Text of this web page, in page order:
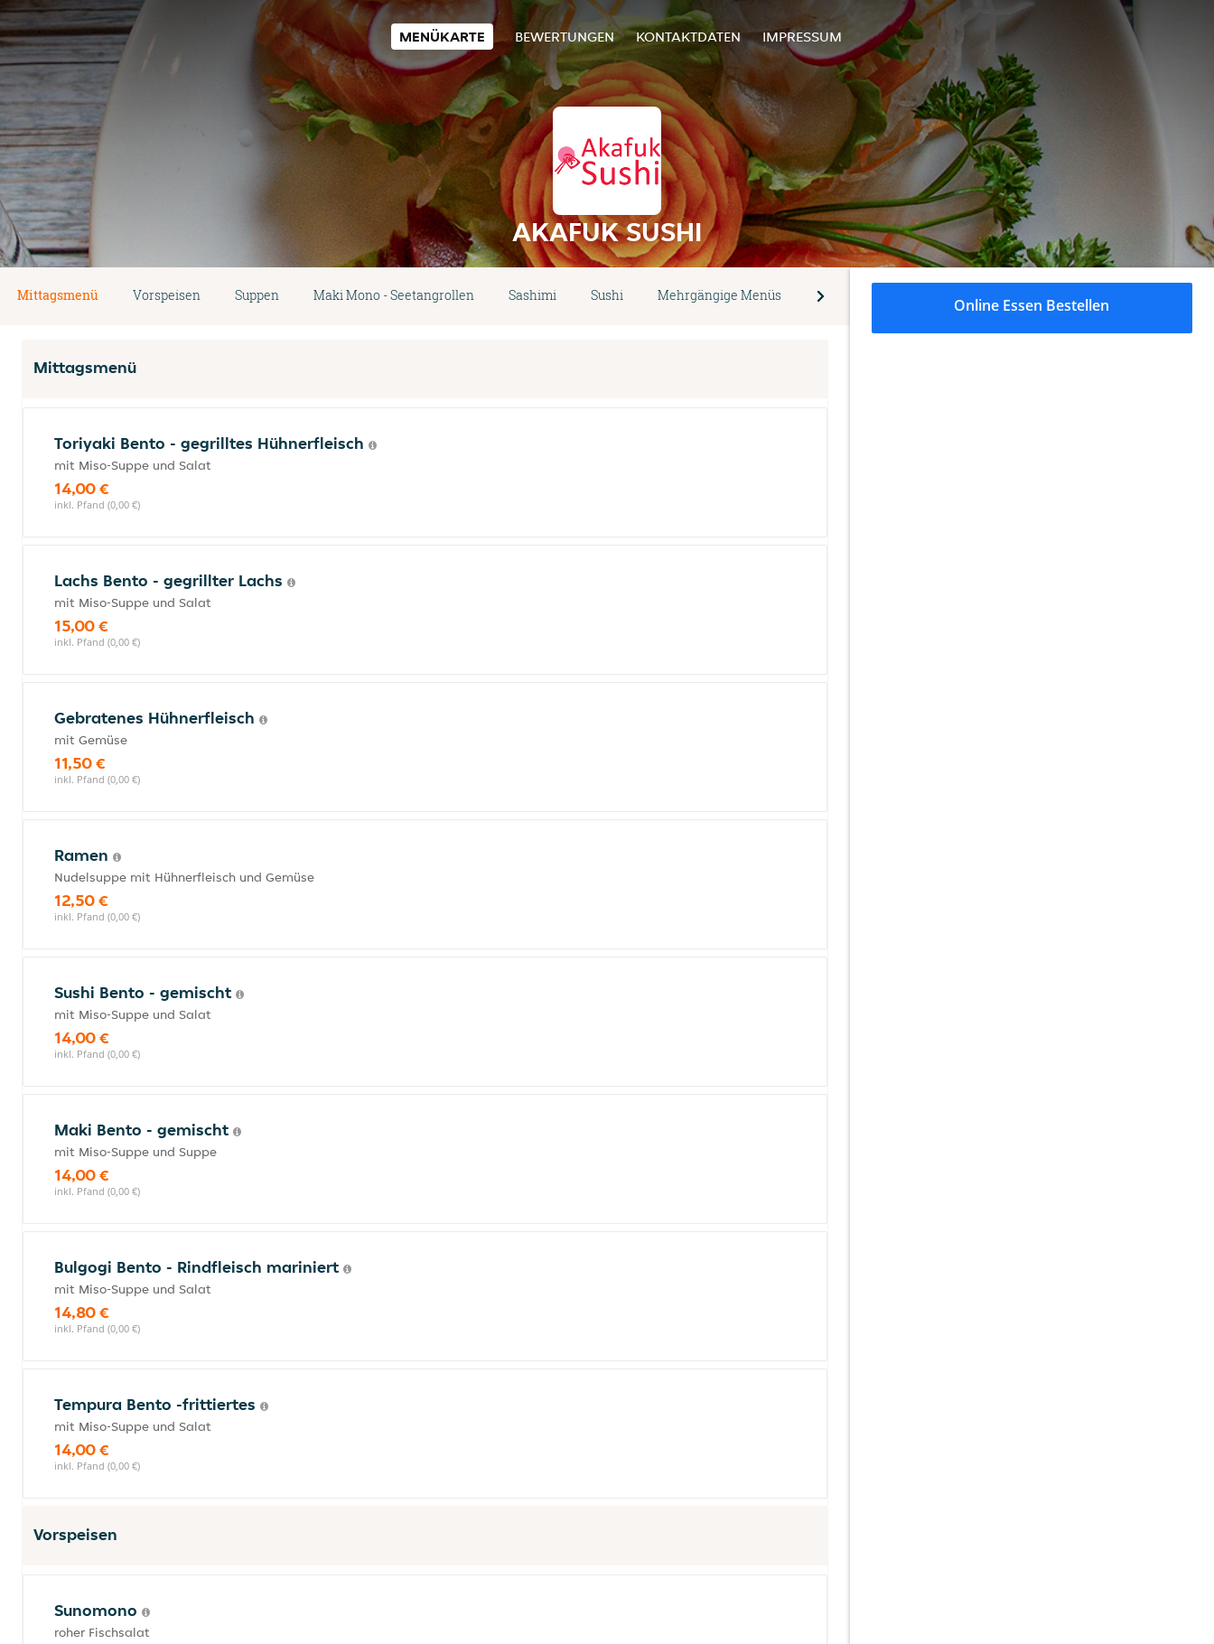
MENÜKARTE BEWERTUNGEN KONTAKTDATEN IMPRESSUM
AKAFUK SUSHI
Mittagsmenü Vorspeisen Suppen Maki Mono - Seetangrollen Sashimi Sushi Mehrgängige Menüs Spezialitäten Koreanische Spezialitäten
Mittagsmenü
Toriyaki Bento - gegrilltes Hühnerfleisch
mit Miso-Suppe und Salat
14,00 €
inkl. Pfand (0,00 €)
Lachs Bento - gegrillter Lachs
mit Miso-Suppe und Salat
15,00 €
inkl. Pfand (0,00 €)
Gebratenes Hühnerfleisch
mit Gemüse
11,50 €
inkl. Pfand (0,00 €)
Ramen
Nudelsuppe mit Hühnerfleisch und Gemüse
12,50 €
inkl. Pfand (0,00 €)
Sushi Bento - gemischt
mit Miso-Suppe und Salat
14,00 €
inkl. Pfand (0,00 €)
Maki Bento - gemischt
mit Miso-Suppe und Suppe
14,00 €
inkl. Pfand (0,00 €)
Bulgogi Bento - Rindfleisch mariniert
mit Miso-Suppe und Salat
14,80 €
inkl. Pfand (0,00 €)
Tempura Bento -frittiertes
mit Miso-Suppe und Salat
14,00 €
inkl. Pfand (0,00 €)
Vorspeisen
Sunomono
roher Fischsalat
Online Essen Bestellen